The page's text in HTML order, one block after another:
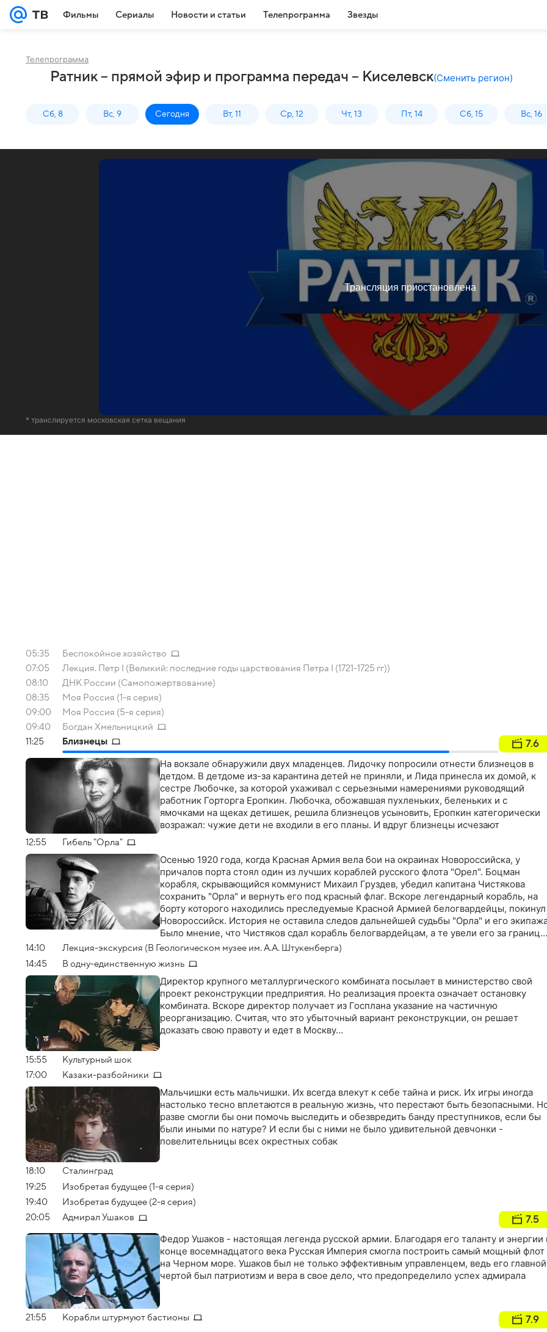
Фильмы Сериалы Новости и статьи Телепрограмма Звезды
Телепрограмма
Ратник – прямой эфир и программа передач – Киселевск(Сменить регион)
Сб, 8 Вс, 9 Сегодня Вт, 11 Ср, 12 Чт, 13 Пт, 14 Сб, 15 Вс, 16
* транслируется московская сетка вещания
05:35
Беспокойное хозяйство
07:05
Лекция. Петр I (Великий: последние годы царствования Петра I (1721-1725 гг))
08:10
ДНК России (Самопожертвование)
08:35
Моя Россия (1-я серия)
09:00
Моя Россия (5-я серия)
09:40
Богдан Хмельницкий
11:25
Близнецы 7.6
На вокзале обнаружили двух младенцев. Лидочку попросили отнести близнецов в
детдом. В детдоме из-за карантина детей не приняли, и Лида принесла их домой, к
сестре Любочке, за которой ухаживал с серьезными намерениями руководящий
работник Горторга Еропкин. Любочка, обожавшая пухленьких, беленьких и с
ямочками на щеках детишек, решила близнецов усыновить, Еропкин категорически
возражал: чужие дети не входили в его планы. И вдруг близнецы исчезают
12:55 Гибель "Орла"
Осенью 1920 года, когда Красная Армия вела бои на окраинах Новороссийска, у
причалов порта стоял один из лучших кораблей русского флота "Орел". Боцман
корабля, скрывающийся коммунист Михаил Груздев, убедил капитана Чистякова
сохранить "Орла" и вернуть его под красный флаг. Вскоре легендарный корабль, на
борту которого находились преследуемые Красной Армией белогвардейцы, покинул
Новороссийск. История не оставила следов дальнейшей судьбы "Орла" и его
Было мнение, что Чистяков сдал корабль белогвардейцам, а те увели его за границу.
Спустя много лет капитан корабля "Камбала" Михаил Груздев, уверенный в
пропавшего корабля. Водолазом на судно идет сын Чистякова - Федор
14:10
Лекция-экскурсия (В Геологическом музее им. А.А. Штукенберга)
14:45
В одну-единственную жизнь
Директор крупного металлургического комбината посылает в министерство свой
проект реконструкции предприятия. Но реализация проекта означает остановку
комбината. Вскоре директор получает из Госплана указание на частичную
реорганизацию. Считая, что это убыточный вариант реконструкции, он решает
доказать свою правоту и едет в Москву…
15:55
Культурный шок
17:00
Казаки-разбойники
Мальчишки есть мальчишки. Их всегда влекут к себе тайна и риск. Их игры иногда
настолько тесно вплетаются в реальную жизнь, что перестают быть безопасными.
разве смогли бы они помочь выследить и обезвредить банду преступников, если бы
были иными по натуре? И если бы с ними не было удивительной девчонки -
повелительницы всех окрестных собак
18:10
Сталинград
19:25
Изобретая будущее (1-я серия)
19:40
Изобретая будущее (2-я серия)
20:05
Адмирал Ушаков 7.5
Федор Ушаков - настоящая легенда русской армии. Благодаря его таланту и энергии
конце восемнадцатого века Русская Империя смогла построить самый мощный флот
на Черном море. Ушаков был не только эффективным управленцем, ведь его главной
чертой был патриотизм и вера в свое дело, что предопределило успех адмирала
21:55 Корабли штурмуют бастионы 7.9